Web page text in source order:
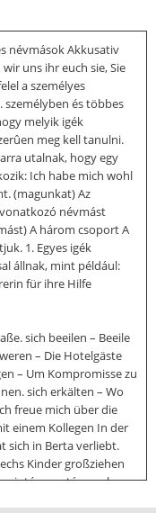
névmások Akkusativ
uns ihr euch sie, Sie
a személyes
személyben és többes
melyik igék
meg kell tanulni.
utalnak, hogy egy
Ich habe mich wohl
(magunkat) Az
névmást
A három csoport A
1. Egyes igék
állnak, mint például:
für ihre Hilfe
sich beeilen – Beeile
– Die Hotelgäste
– Um Kompromisse zu
sich erkälten – Wo
freue mich über die
einem Kollegen In der
sich in Berta verliebt.
Kinder großziehen
egy tárggyal